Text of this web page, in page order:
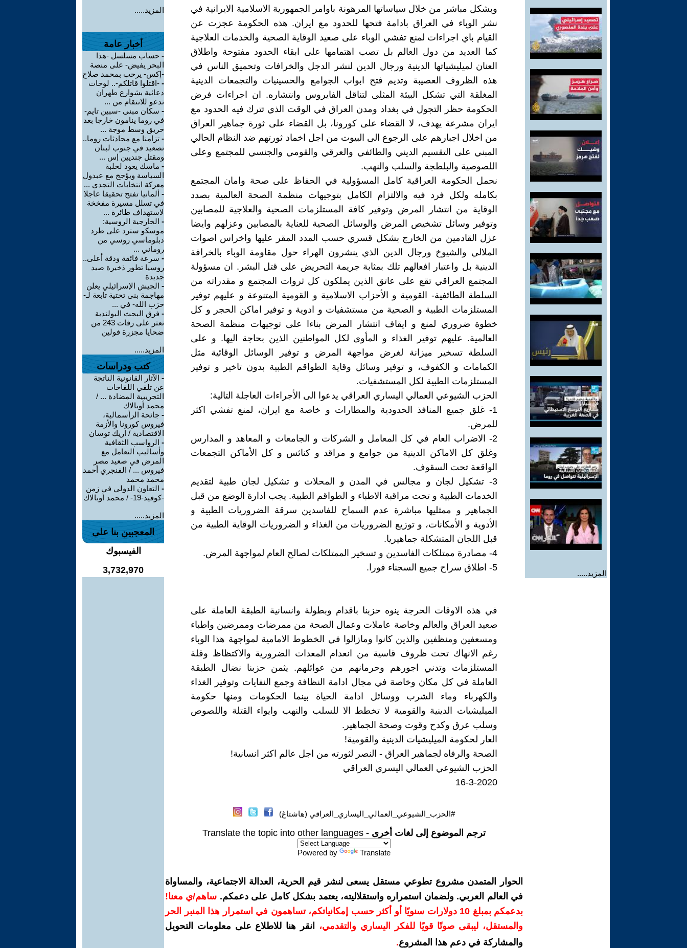
المزيد.....
وبشكل مباشر من خلال سياساتها المرهونة باوامر الجمهورية الاسلامية الايرانية في
نشر الوباء في العراق بادامة فتحها للحدود مع ايران. هذه الحكومة عجزت عن
القيام باي اجراءات لمنع تفشي الوباء على صعيد الوقاية الصحية والخدمات العلاجية
كما العديد من دول العالم بل تصب اهتمامها على ابقاء الحدود مفتوحة واطلاق
العنان لميليشياتها الدينية ورجال الدين لنشر الدجل والخرافات وتحميق الناس في
هذه الظروف العصيبة وتديم فتح ابواب الجوامع والحسينيات والتجمعات الدينية
المغلقة التي تشكل البيئة المثلى لتناقل الفايروس وانتشاره. ان اجراءات فرض
الحكومة حظر التجول في بغداد ومدن العراق في الوقت الذي تترك فيه الحدود مع
ايران مشرعة يهدف، لا القضاء على كورونا، بل القضاء على ثورة جماهير العراق
من اخلال اجبارهم على الرجوع الى البيوت من اجل اخماد ثورتهم ضد النظام الحالي
المبني على التقسيم الديني والطائفي والعرقي والقومي والجنسي للمجتمع وعلى
اللصوصية والبلطجة والسلب والنهب.
نحمل الحكومة العراقية كامل المسؤولية في الحفاظ على صحة وامان المجتمع
بكامله ولكل فرد فيه والالتزام الكامل بتوجيهات منظمة الصحة العالمية بصدد
الوقاية من انتشار المرض وتوفير كافة المستلزمات الصحية والعلاجية للمصابين
وتوفير وسائل تشخيص المرض والوسائل الصحية للعناية بالمصابين وعزلهم وايضا
عزل القادمين من الخارج بشكل قسري حسب المدد المقر عليها واخراس اصوات
الملالي والشيوخ ورجال الدين الذي ينشرون الهراء حول مقاومة الوباء بالخرافة
الدينية بل واعتبار افعالهم تلك بمثابة جريمة التحريض على قتل البشر. ان مسؤولة
المجتمع العراقي تقع على عاتق الذين يملكون كل ثروات المجتمع و مقدراته من
السلطة الطائفية- القومية و الأحزاب الاسلامية و القومية المتنوعة و عليهم توفير
المستلزمات الطبية و الصحية من مستشفيات و ادوية و توفير اماكن الحجر و كل
خطوة ضروري لمنع و ايقاف انتشار المرض بناءا على توجيهات منظمة الصحة
العالمية. عليهم توفير الغذاء و المأوى لكل المواطنين الذين بحاجة اليها. و على
السلطة تسخير ميزانة لغرض مواجهة المرض و توفير الوسائل الوقائية مثل
الكمامات و الكفوف، و توفير وسائل وقاية الطواقم الطبية بدون تاخير و توفير
المستلزمات الطبية لكل المستشفيات.
الحزب الشيوعي العمالي اليساري العراقي يدعوا الى الأجراءات العاجلة التالية:
1- غلق جميع المنافذ الحدودية والمطارات و خاصة مع ايران، لمنع تفشي اكثر
للمرض.
2- الاضراب العام في كل المعامل و الشركات و الجامعات و المعاهد و المدارس
وغلق كل الاماكن الدينية من جوامع و مراقد و كنائس و كل الأماكن التجمعات
الواقعة تحت السقوف.
3- تشكيل لجان و مجالس في المدن و المحلات و تشكيل لجان طبية لتقديم
الخدمات الطبية و تحت مراقبة الاطباء و الطواقم الطبية. يجب ادارة الوضع من قبل
الجماهير و ممثليها مباشرة عدم السماح للفاسدين سرقة الضروريات الطبية و
الأدوية و الأمكانات، و توزيع الضروريات من الغذاء و الضروريات الوقاية الطبية من
قبل اللجان المتشكلة جماهيريا.
4- مصادرة ممتلكات الفاسدين و تسخير الممتلكات لصالح العام لمواجهة المرض.
5- اطلاق سراح جميع السجناء فورا.
في هذه الاوقات الحرجة ينوه حزبنا باقدام وبطولة وانسانية الطبقة العاملة على
صعيد العراق والعالم وخاصة عاملات وعمال الصحة من ممرضات وممرضين واطباء
ومسعفين ومنظفين والذين كانوا ومازالوا في الخطوط الامامية لمواجهة هذا الوباء
رغم الانهاك تحت ظروف قاسية من انعدام المعدات الضرورية والاكتظاظ وقلة
المستلزمات وتدني اجورهم وحرمانهم من عوائلهم. يثمن حزبنا نضال الطبقة
العاملة في كل مكان وخاصة في مجال ادامة النظافة وجمع النفايات وتوفير الغذاء
والكهرباء وماء الشرب ووسائل ادامة الحياة بينما الحكومات ومنها حكومة
الميليشيات الدينية والقومية لا تخطط الا للسلب والنهب وايواء القتلة واللصوص
وسلب عرق وكدح وقوت وصحة الجماهير.
العار لحكومة الميليشيات الدينية والقومية!
الصحة والرفاه لجماهير العراق - النصر لثورته من اجل عالم اكثر انسانية!
الحزب الشيوعي العمالي اليسري العراقي
16-3-2020
#الحزب_الشيوعي_العمالي_اليساري_العراقي (هاشتاغ)
ترجم الموضوع إلى لغات أخرى - Translate the topic into other languages
Powered by Translate
الحوار المتمدن مشروع تطوعي مستقل يسعى لنشر قيم الحرية، العدالة الاجتماعية، والمساواة
في العالم العربي. ولضمان استمراره واستقلاليته، يعتمد بشكل كامل على دعمكم. ساهم/ي معنا!
بدعمكم بمبلغ 10 دولارات سنويًا أو أكثر حسب إمكانياتكم، تساهمون في استمرار هذا المنبر الحر
والمستقل، ليبقى صوتًا قويًا للفكر اليساري والتقدمي،
انقر هنا للاطلاع على معلومات التحويل
والمشاركة في دعم هذا المشروع.
المزيد.....
أخبار عامة
- حساب مسلسل -هذا
البحر يفيض- على منصة
-إكس- يرحب بمحمد صلاح
- -اقتلوا قاتلكم-.. لوحات
دعائية بشوارع طهران
تدعو للانتقام من ...
- سكان مبنى -سبين تايم-
في روما ينامون خارجا بعد
حريق وسط موجة ...
- تزامنا مع محادثات روما..
تصعيد في جنوب لبنان
ومقتل جنديين إس ...
- ماسك يعود لحلبة
السياسة ويؤجج مع عبدول
معركة انتخابات التجدي ...
- ألمانيا تفتح تحقيقا عاجلا
في تسلل مسيرة مفخخة
لاستهداف طائرة ...
- الخارجية الروسية:
موسكو سترد على طرد
دبلوماسي روسي من
روماني ...
- سرعة فائقة ودقة أعلى..
روسيا تطور ذخيرة صيد
جديدة
- الجيش الإسرائيلي يعلن
مهاجمة بنى تحتية تابعة لـ-
حزب الله- في ...
- فرق البحث البولندية
تعثر على رفات 243 من
ضحايا مجزرة فولين
المزيد.....
كتب ودراسات
- الآثار القانونية الناتجة
عن تلقي اللقاحات
التجريبية المضادة ... /
محمد أوبالاك
- جائحة الرأسمالية،
فيروس كورونا والأزمة
الاقتصادية / اريك توسان
- الرواسب الثقافية
وأساليب التعامل مع
المرض في صعيد مصر
فيروس ... / الفنجري أحمد
محمد محمد
- التعاون الدولي في زمن
-كوفيد-19- / محمد أوبالاك
المزيد.....
المعجبين بنا على
الفيسبوك
3,732,970